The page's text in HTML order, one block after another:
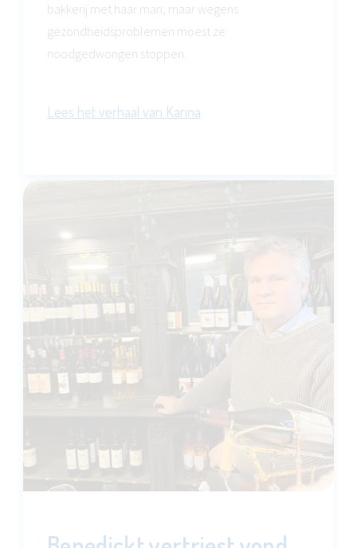
bakkerij met haar man, maar wegens
gezondheidsproblemen moest ze
noodgedwongen stoppen.
Lees het verhaal van Karina